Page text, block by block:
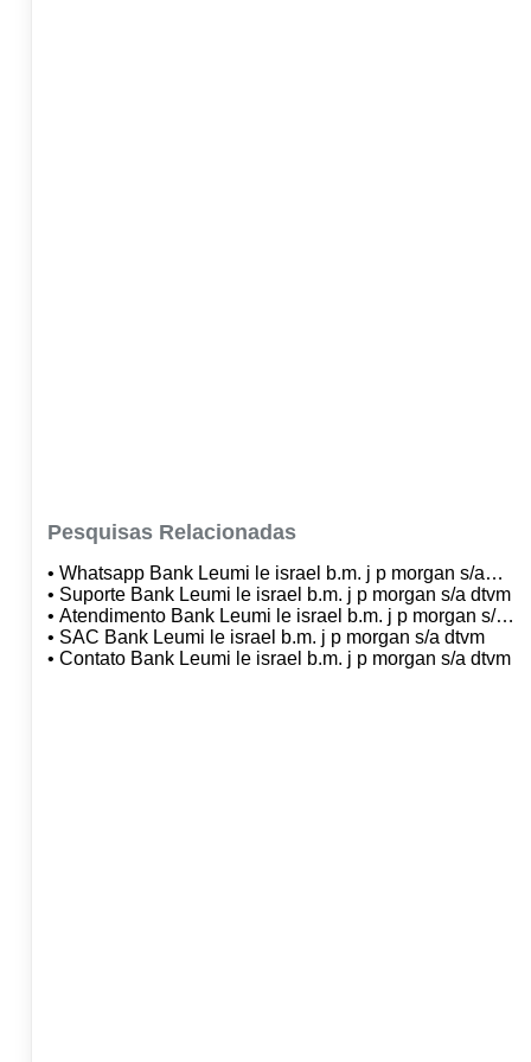
Pesquisas Relacionadas
• Whatsapp Bank Leumi le israel b.m. j p morgan s/a
dtvm
• Suporte Bank Leumi le israel b.m. j p morgan s/a dtvm
• Atendimento Bank Leumi le israel b.m. j p morgan s/a
dtvm
• SAC Bank Leumi le israel b.m. j p morgan s/a dtvm
• Contato Bank Leumi le israel b.m. j p morgan s/a dtvm